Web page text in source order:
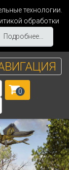
технологии.
обработки
Подробнее...
0